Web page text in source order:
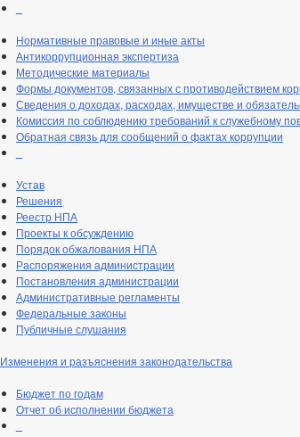
Нормативные правовые и иные акты
Антикоррупционная экспертиза
Методические материалы
Формы документов, связанных с противодействием
Сведения о доходах, расходах, имуществе и
Комиссия по соблюдению требований к служебному
Обратная связь для сообщений о фактах коррупции
Устав
Решения
Реестр НПА
Проекты к обсуждению
Порядок обжалования НПА
Распоряжения администрации
Постановления администрации
Административные регламенты
Федеральные законы
Публичные слушания
Изменения и разъяснения законодательства
Бюджет по годам
Отчет об исполнении бюджета